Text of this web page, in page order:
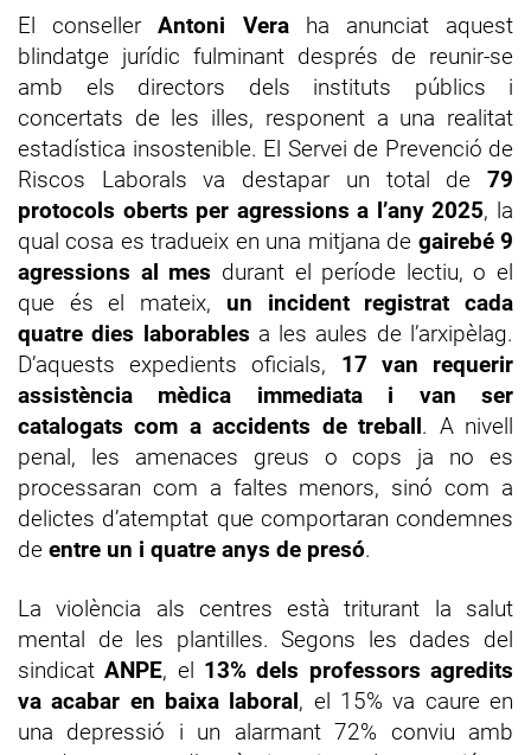
El consellerAntoni Veraha anunciat aquest
blindatge jurídic fulminant després de reunir-se
amb els directors dels instituts públics i
concertats de les illes, responent a una realitat
estadística insostenible. El Servei de Prevenció de
Riscos Laborals va destapar un total de 79
protocols oberts per agressions a l’any 2025, la
qual cosa es tradueix en una mitjana de gairebé 9
agressions al mes durant el període lectiu, o el
que és el mateix, un incident registrat cada
quatre dies laborables a les aules de l’arxipèlag.
D’aquests expedients oficials, 17 van requerir
assistència mèdica immediata i van ser
catalogats com a accidents de treball. A nivell
penal, les amenaces greus o cops ja no es
processaran com a faltes menors, sinó com a
delictes d’atemptat que comportaran condemnes
de entre un i quatre anys de presó.
La violència als centres està triturant la salut
mental de les plantilles. Segons les dades del
sindicatANPE, el 13% dels professors agredits
va acabar en baixa laboral, el 15% va caure en
una depressió i un alarmant 72% conviu amb